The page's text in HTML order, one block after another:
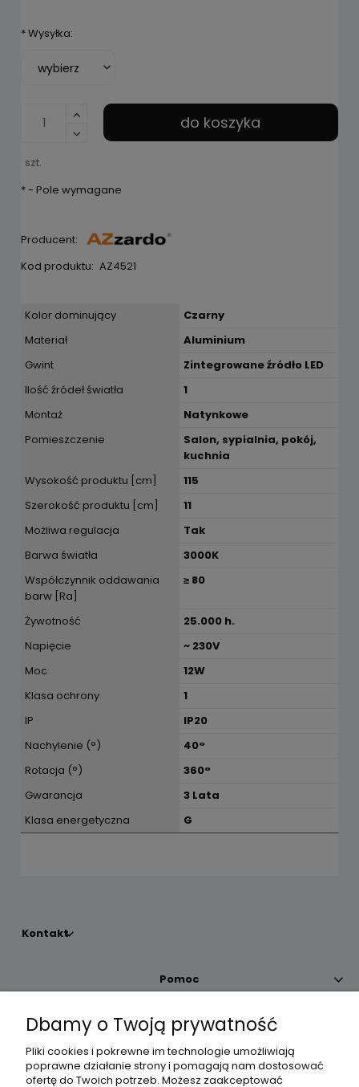
*Wysyłka:
szt.
do koszyka
*- Pole wymagane
Producent:
Kod produktu: AZ4521
Kolor dominujący
Czarny
Materiał
Aluminium
Gwint
Zintegrowane źródło LED
Ilość źródeł światła
1
Montaż
Natynkowe
Pomieszczenie
Salon, sypialnia, pokój,
kuchnia
Wysokość produktu [cm]
115
Szerokość produktu [cm]
11
Możliwa regulacja
Tak
Barwa światła
3000K
Współczynnik oddawania
barw [Ra]
≥ 80
Żywotność
25.000 h.
Napięcie
~ 230V
Moc
12W
Klasa ochrony
1
IP
IP20
Nachylenie (°)
40°
Rotacja (°)
360°
Gwarancja
3 Lata
Klasa energetyczna
G
Kontakt
Pomoc
Moje konto
Płatności i dostawa
Dbamy o Twoją prywatność
Pliki cookies i pokrewne im technologie umożliwiają
poprawne działanie strony i pomagają nam dostosować
ofertę do Twoich potrzeb. Możesz zaakceptować